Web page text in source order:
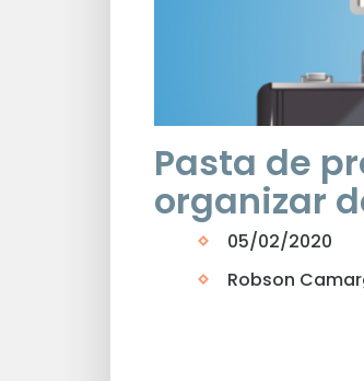
Pasta de
organizar
05/02/2020
Robson